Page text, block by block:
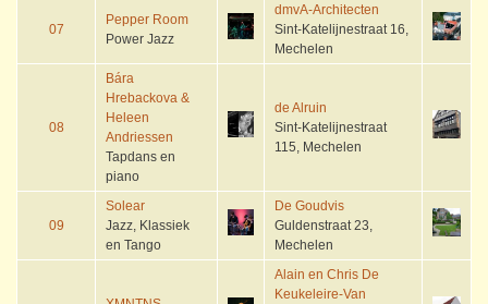
07
Pepper Room
Power Jazz
dmvA-Architecten
Sint-Katelijnestraat 16,
Mechelen
08
Bára
Hrebackova &
Heleen
Andriessen
Tapdans en
piano
de Alruin
Sint-Katelijnestraat
115, Mechelen
09
Solear
Jazz, Klassiek
en Tango
De Goudvis
Guldenstraat 23,
Mechelen
Alain en Chris De
Keukeleire-Van